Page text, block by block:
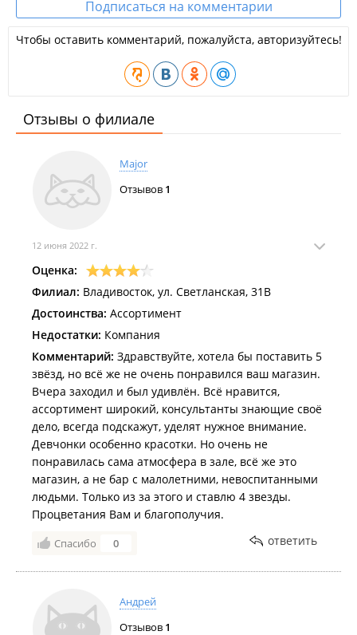
Подписаться на комментарии
Чтобы оставить комментарий, пожалуйста, авторизуйтесь!
Отзывы о филиале
Major
Отзывов 1
12 июня 2022 г.
Оценка:
Филиал: Владивосток, ул. Светланская, 31В
Достоинства: Ассортимент
Недостатки: Компания
Комментарий: Здравствуйте, хотела бы поставить 5
звёзд, но всё же не очень понравился ваш магазин.
Вчера заходил и был удивлён. Всё нравится,
ассортимент широкий, консультанты знающие своё
дело, всегда подскажут, уделят нужное внимание.
Девчонки особенно красотки. Но очень не
понравилась сама атмосфера в зале, всё же это
магазин, а не бар с малолетними, невоспитанными
людьми. Только из за этого и ставлю 4 звезды.
Процветания Вам и благополучия.
Спасибо 0 ответить
Андрей
Отзывов 1